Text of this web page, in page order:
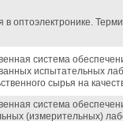
в оптоэлектронике.
система
испытательных
сырья на
система
(измерительных)